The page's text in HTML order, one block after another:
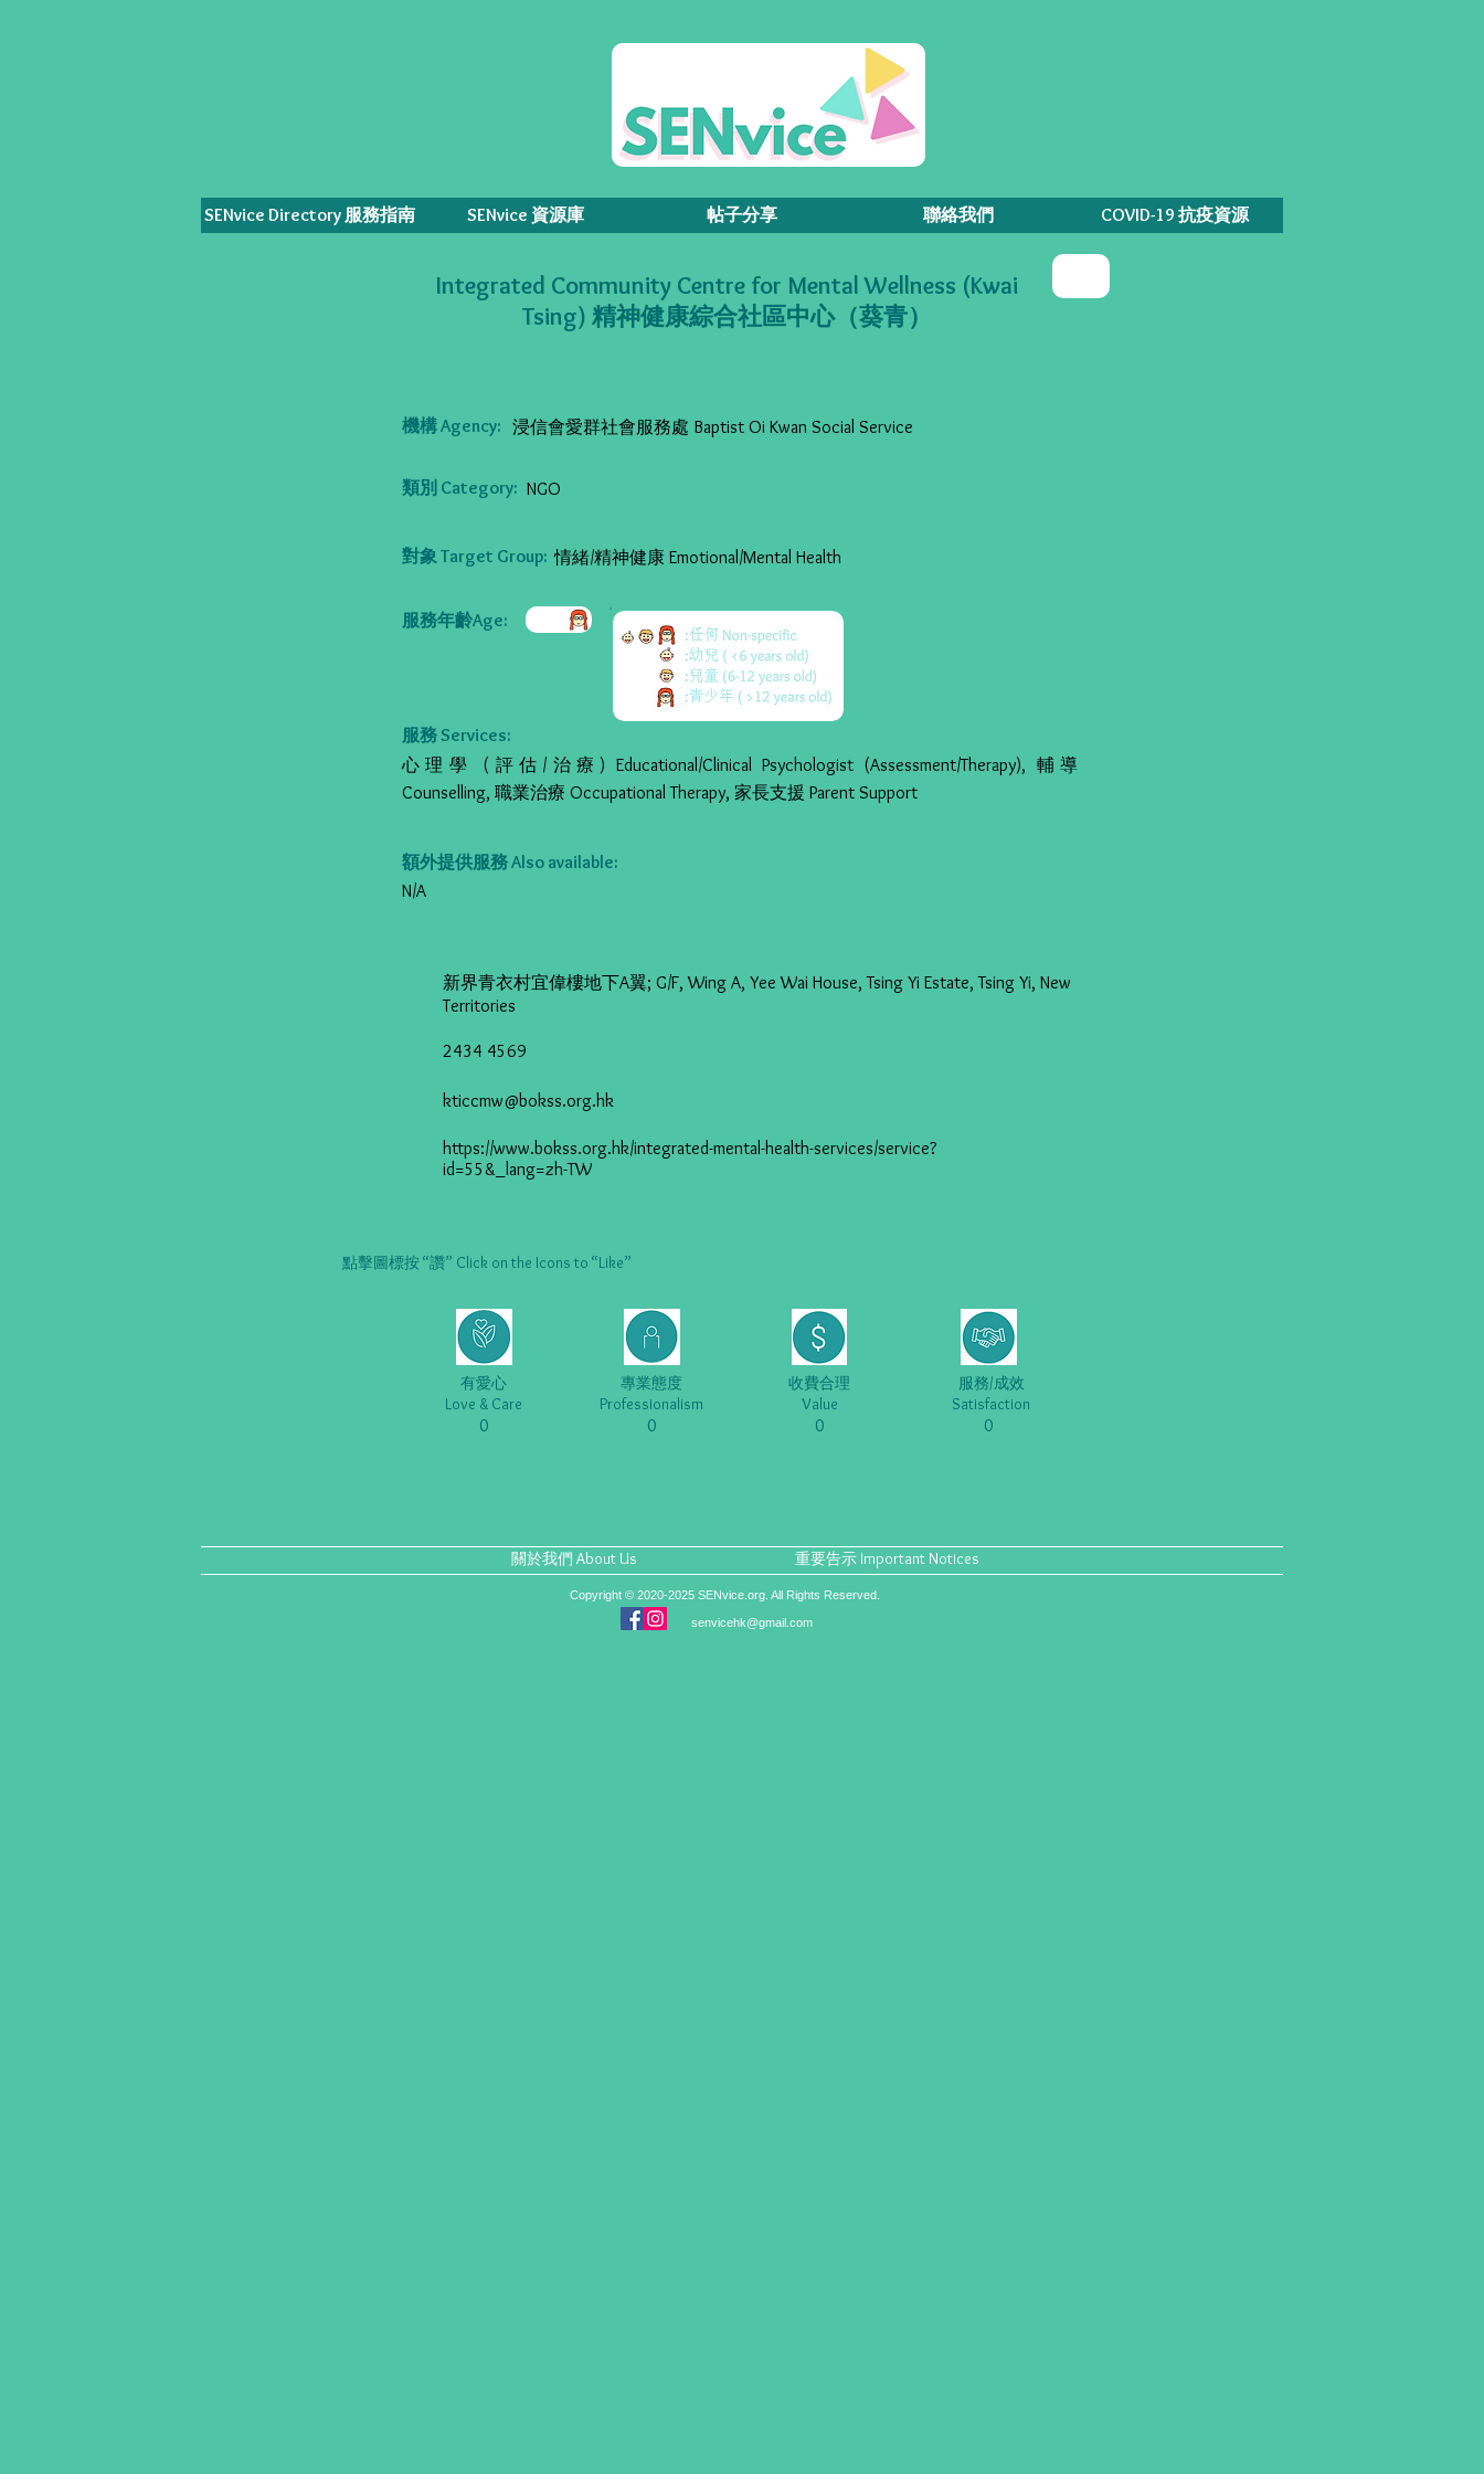
SENvice Directory 服務指南 SENvice 資源庫 帖子分享 聯絡我們 COVID-19 抗疫資源
Integrated Community Centre for Mental Wellness (Kwai
Tsing) 精神健康綜合社區中心（葵青）
機構 Agency: 浸信會愛群社會服務處 Baptist Oi Kwan Social Service
類別 Category: NGO
對象 Target Group: 情緒/精神健康 Emotional/Mental Health
服務年齡Age:
服務 Services:
心理學 (評估/治療) Educational/Clinical Psychologist (Assessment/Therapy), 輔導
Counselling, 職業治療 Occupational Therapy, 家長支援 Parent Support
額外提供服務 Also available:
N/A
新界青衣村宜偉樓地下A翼; G/F, Wing A, Yee Wai House, Tsing Yi Estate, Tsing Yi, New
Territories
2434 4569
kticcmw@bokss.org.hk
https://www.bokss.org.hk/integrated-mental-health-services/service?
id=55&_lang=zh-TW
點擊圖標按 “讚” Click on the Icons to “Like”
有愛心
Love & Care
0
專業態度
Professionalism
0
收費合理
Value
0
服務/成效
Satisfaction
0
關於我們 About Us 重要告示 Important Notices
Copyright © 2020-2025 SENvice.org. All Rights Reserved.
senvicehk@gmail.com